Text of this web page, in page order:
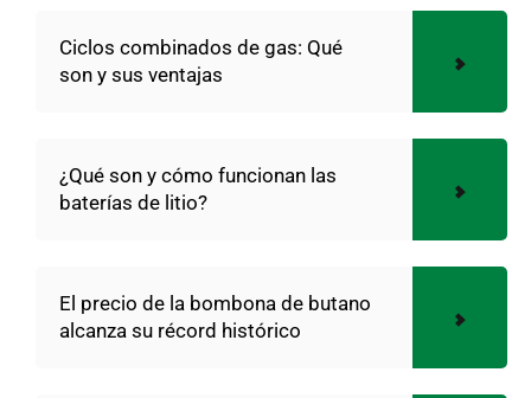
Ciclos combinados de gas: Qué
son y sus ventajas
¿Qué son y cómo funcionan las
baterías de litio?
El precio de la bombona de butano
alcanza su récord histórico